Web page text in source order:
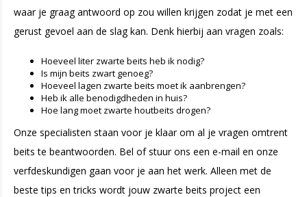
waar je graag antwoord op zou willen krijgen zodat je met een
gerust gevoel aan de slag kan. Denk hierbij aan vragen zoals:
Hoeveel liter zwarte beits heb ik nodig?
Is mijn beits zwart genoeg?
Hoeveel lagen zwarte beits moet ik aanbrengen?
Heb ik alle benodigdheden in huis?
Hoe lang moet zwarte houtbeits drogen?
Onze specialisten staan voor je klaar om al je vragen omtrent
beits te beantwoorden. Bel of stuur ons een e-mail en onze
verfdeskundigen gaan voor je aan het werk. Alleen met de
beste tips en tricks wordt jouw zwarte beits project een